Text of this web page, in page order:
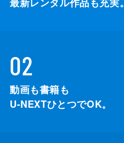
02
動画も書籍も
U-NEXTひとつでOK。